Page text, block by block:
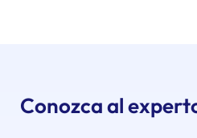
Conozca al